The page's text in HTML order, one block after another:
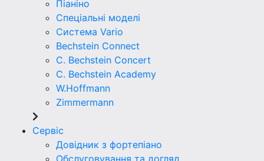
Піаніно
Спеціальні моделі
Система Vario
Bechstein Connect
C. Bechstein Concert
C. Bechstein Academy
W.Hoffmann
Zimmermann
Сервіс
Довідник з фортепіано